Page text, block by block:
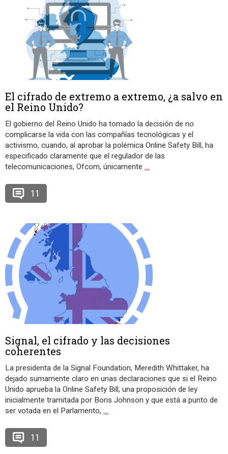
El cifrado de extremo a extremo, ¿a salvo en
el Reino Unido?
El gobierno del Reino Unido ha tomado la decisión de no
complicarse la vida con las compañías tecnológicas y el
activismo, cuando, al aprobar la polémica Online Safety Bill, ha
especificado claramente que el regulador de las
telecomunicaciones, Ofcom, únicamente …
11
Signal, el cifrado y las decisiones
coherentes
La presidenta de la Signal Foundation, Meredith Whittaker, ha
dejado sumamente claro en unas declaraciones que si el Reino
Unido aprueba la Online Safety Bill, una proposición de ley
inicialmente tramitada por Boris Johnson y que está a punto de
ser votada en el Parlamento, …
11